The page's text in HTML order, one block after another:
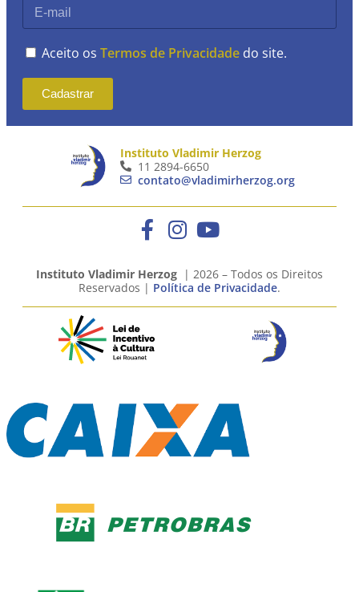
Aceito os Termos de Privacidade do site.
Cadastrar
Instituto Vladimir Herzog
11 2894-6650
contato@vladimirherzog.org
Instituto Vladimir Herzog | 2026 – Todos os Direitos
Reservados | Política de Privacidade.